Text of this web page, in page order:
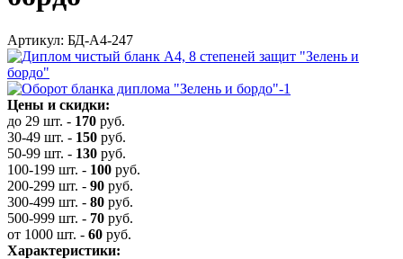
Артикул: БД-А4-247
Цены и скидки:
до 29 шт. - 170 руб.
30-49 шт. - 150 руб.
50-99 шт. - 130 руб.
100-199 шт. - 100 руб.
200-299 шт. - 90 руб.
300-499 шт. - 80 руб.
500-999 шт. - 70 руб.
от 1000 шт. - 60 руб.
Характеристики: